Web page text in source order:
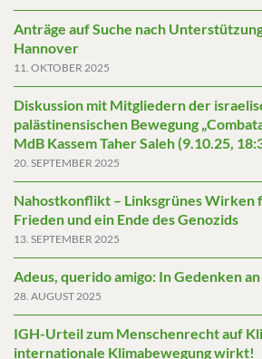
Anträge auf Suche nach
Hannover
11. OKTOBER 2025
Diskussion mit Mitgliedern der
palästinensischen Bewegung
MdB Kassem Taher Saleh (9.10.25,
20. SEPTEMBER 2025
Nahostkonflikt – Linksgrünes Wirken
Frieden und ein Ende des Genozids
13. SEPTEMBER 2025
Adeus, querido amigo: In Gedenken
28. AUGUST 2025
IGH-Urteil zum Menschenrecht auf
internationale Klimabewegung wirkt!